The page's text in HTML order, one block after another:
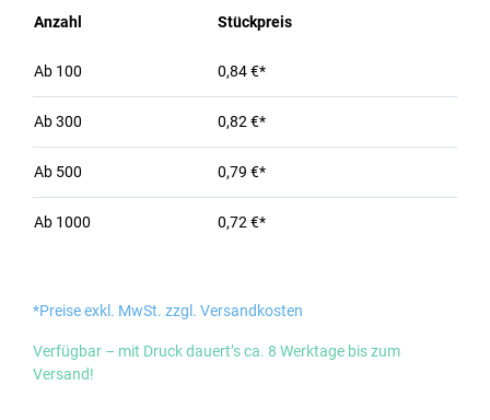
Anzahl Stückpreis
Ab 100 0,84 €*
Ab300 0,82 €*
Ab 500 0,79 €*
Ab 1000 0,72 €*
*Preise exkl. MwSt. zzgl. Versandkosten
Verfügbar – mit Druck dauert’s ca. 8 Werktage bis zum
Versand!